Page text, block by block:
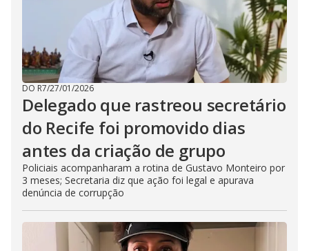
DO R7/27/01/2026
Delegado que rastreou secretário
do Recife foi promovido dias
antes da criação de grupo
Policiais acompanharam a rotina de Gustavo Monteiro por
3 meses; Secretaria diz que ação foi legal e apurava
denúncia de corrupção